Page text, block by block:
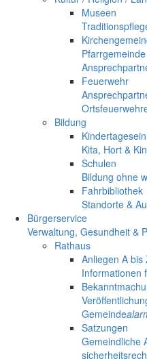
Museen
Feuerwehr
Bildung
Kita, Hort &
Schulen
Bildung ohne
Fahrbibliothek
Standorte &
Bürgerservice
Verwaltung, Gesundheit &
Rathaus
Anliegen A bis
Informationen
Gemeinde
Satzungen
Gemeindliche